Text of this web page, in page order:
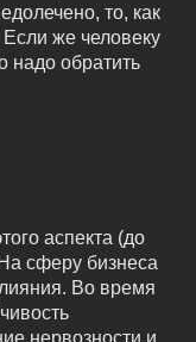
то, как
же человеку
надо обратить
аспекта (до
сферу бизнеса
Во время
нервозности и